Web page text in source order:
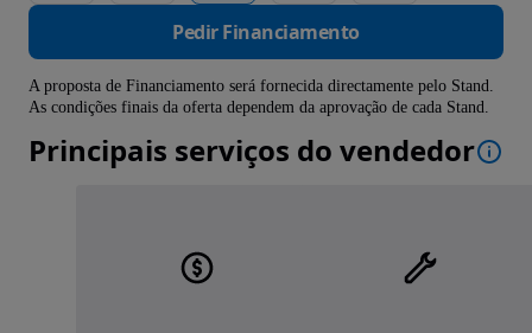
Pedir Financiamento
A proposta de Financiamento será fornecida directamente pelo Stand.
As condições finais da oferta dependem da aprovação de cada Stand.
Principais serviços do vendedor